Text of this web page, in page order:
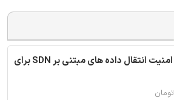
ترجمه مقاله امنیت انتقال داده های مبتنی بر SDN برای